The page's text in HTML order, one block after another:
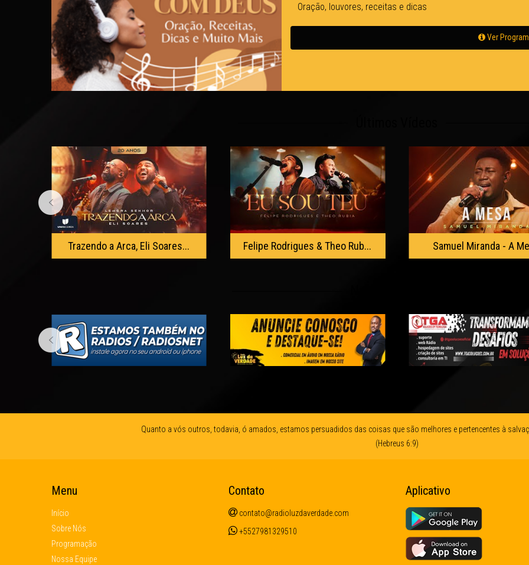
Oração, louvores, receitas e dicas
Ver
Felipe Rodrigues & Theo Rub... Samuel Miranda - A Mesa Matheus Goulart, Marcelo
Quanto a vós outros, todavia, ó amados, estamos persuadidos das coisas que são melhores e pertencentes à
(Hebreus 6:9)
Menu
Início
Sobre Nós
Programação
Nossa Equipe
Contato
contato@radioluzdaverdade.com
+5527981329510
Aplicativo